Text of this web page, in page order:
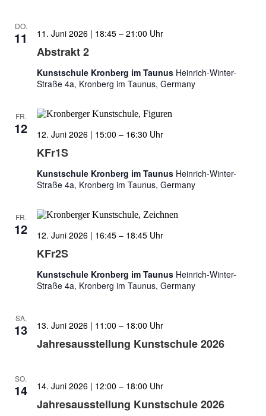
DO.
11
Abstrakt 2
11. Juni 2026 | 18:45 – 21:00
Kunstschule Kronberg im Taunus Heinrich-Winter-
Straße 4a, Kronberg im Taunus, Germany
FR.
12
KFr1S
12. Juni 2026 | 15:00 – 16:30
Kunstschule Kronberg im Taunus Heinrich-Winter-
Straße 4a, Kronberg im Taunus, Germany
FR.
12
KFr2S
12. Juni 2026 | 16:45 – 18:45
Kunstschule Kronberg im Taunus Heinrich-Winter-
Straße 4a, Kronberg im Taunus, Germany
SA.
13
Jahresausstellung Kunstschule 2026
13. Juni 2026 | 11:00 – 18:00
SO.
14
Jahresausstellung Kunstschule 2026
14. Juni 2026 | 12:00 – 18:00